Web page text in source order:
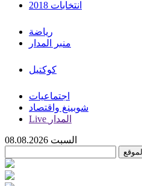
انتخابات 2018
رياضة
منبر المدار
كوكتيل
اجتماعيات
شوبينغ واقتصاد
Live المدار